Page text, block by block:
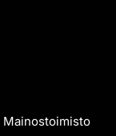
Mainostoimisto